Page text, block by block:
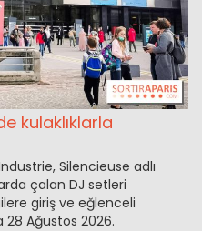
kulaklıklarla
Silencieuse adlı
çalan DJ setleri
giriş ve eğlenceli
Ağustos 2026.